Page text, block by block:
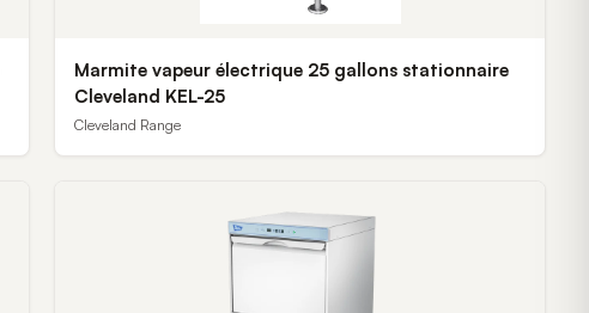
Marmite vapeur électrique 25 gallons stationnaire
Cleveland KEL-25
Cleveland Range